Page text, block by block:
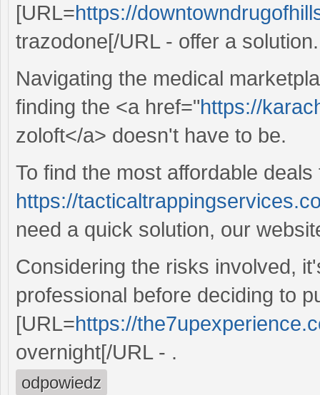
[URL=https://
trazodone[/URL - offer a solution.
Navigating the medical
finding the <a href="https://
zoloft</a> doesn't have to be.
To find the most affordable
https://
need a quick solution, our
Considering the risks involved,
professional before deciding to
[URL=https://
overnight[/URL - .
odpowiedz